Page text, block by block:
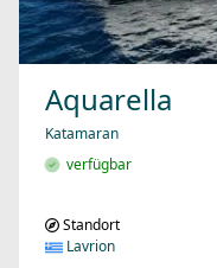
Aquarella
Katamaran
verfügbar
Standort
Lavrion